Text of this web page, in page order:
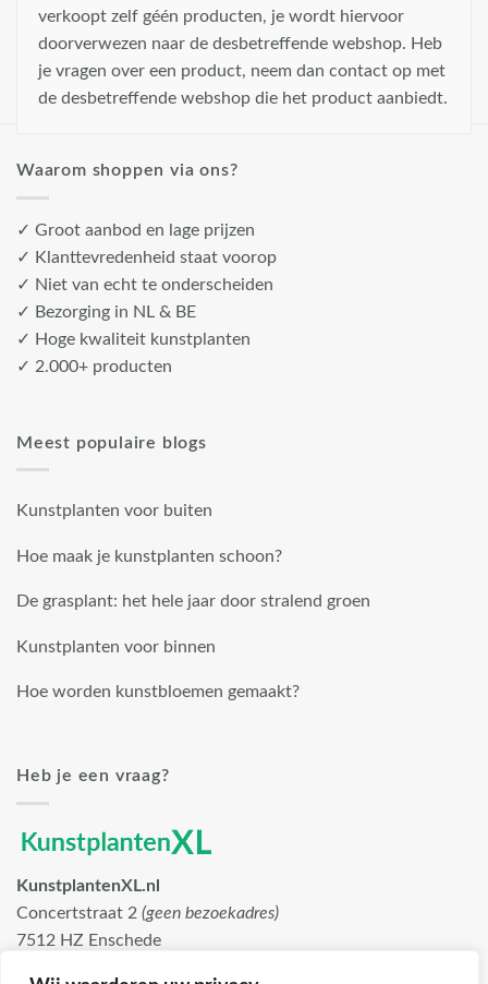
verkoopt zelf géén producten, je wordt hiervoor
doorverwezen naar de desbetreffende webshop. Heb
je vragen over een product, neem dan contact op met
de desbetreffende webshop die het product aanbiedt.
Waarom shoppen via ons?
✓ Groot aanbod en lage prijzen
✓ Klanttevredenheid staat voorop
✓ Niet van echt te onderscheiden
✓ Bezorging in NL & BE
✓ Hoge kwaliteit kunstplanten
✓ 2.000+ producten
Meest populaire blogs
Kunstplanten voor buiten
Hoe maak je kunstplanten schoon?
De grasplant: het hele jaar door stralend groen
Kunstplanten voor binnen
Hoe worden kunstbloemen gemaakt?
Heb je een vraag?
KunstplantenXL.nl
Concertstraat 2 (geen bezoekadres)
7512 HZ Enschede